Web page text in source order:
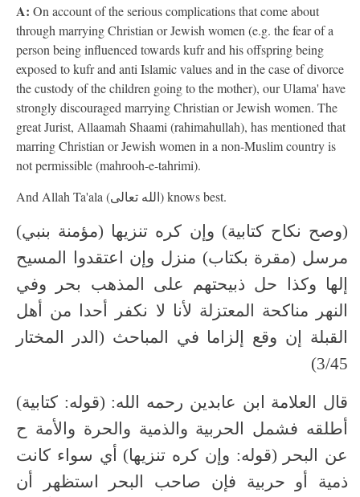
A: On account of the serious complications that come about
through marrying Christian or Jewish women (e.g. the fear of a
person being influenced towards kufr and his offspring being
exposed to kufr and anti Islamic values and in the case of divorce
the custody of the children going to the mother), our Ulama' have
strongly discouraged marrying Christian or Jewish women. The
great Jurist, Allaamah Shaami (rahimahullah), has mentioned that
marring Christian or Jewish women in a non-Muslim country is
not permissible (mahrooh-e-tahrimi).
And Allah Ta'ala (الله تعالى) knows best.
(وصح نكاح كتابية) وإن كره تنزيها (مؤمنة بنبي)
مرسل (مقرة بكتاب) منزل وإن اعتقدوا المسيح
إلها وكذا حل ذبيحتهم على المذهب بحر وفي
النهر مناكحة المعتزلة لأنا لا نكفر أحدا من أهل
القبلة إن وقع إلزاما في المباحث (الدر المختار
3/45)
قال العلامة ابن عابدين رحمه الله: (قوله: كتابية)
أطلقه فشمل الحربية والذمية والحرة والأمة ح
عن البحر (قوله: وإن كره تنزيها) أي سواء كانت
ذمية أو حربية فإن صاحب البحر استظهر أن